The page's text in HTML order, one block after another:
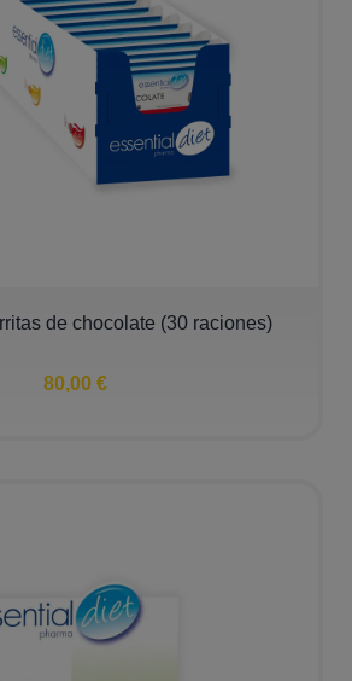
de chocolate (30 raciones)
80,00 €